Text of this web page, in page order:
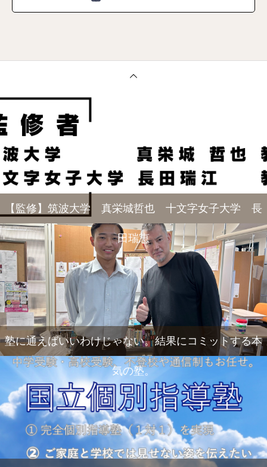
【監修】筑波大学 真栄城哲也 十文字女子大学 長
田瑞恵
塾に通えばいいわけじゃない。結果にコミットする本
気の塾。